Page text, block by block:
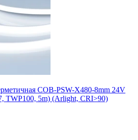
COB-PSW-X480-8mm 24V
TWP100, 5m) (Arlight, CRI>90)